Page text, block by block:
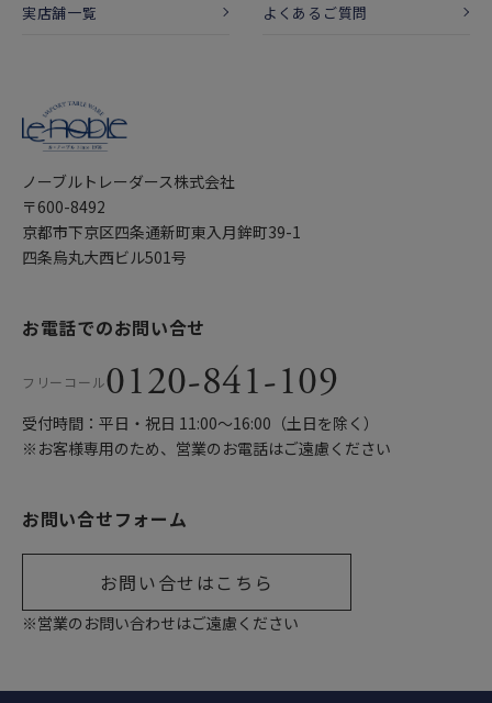
実店舗一覧 よくあるご質問
ノーブルトレーダース株式会社
〒600-8492
京都市下京区四条通新町東入月鉾町39-1
四条烏丸大西ビル501号
お電話でのお問い合せ
フリーコール0120-841-109
受付時間：平日・祝日 11:00〜16:00（土日を除く）
※お客様専用のため、営業のお電話はご遠慮ください
お問い合せフォーム
お問い合せはこちら
※営業のお問い合わせはご遠慮ください